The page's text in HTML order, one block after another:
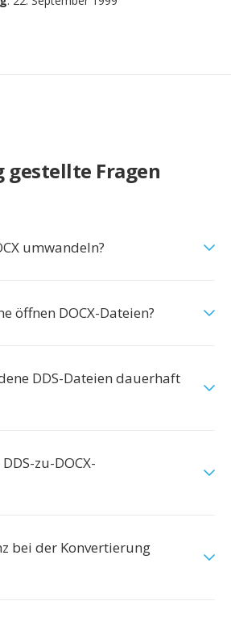
gestellte Fragen
umwandeln?
öffnen DOCX-Dateien?
DDS-Dateien dauerhaft
zu-DOCX-
bei der Konvertierung